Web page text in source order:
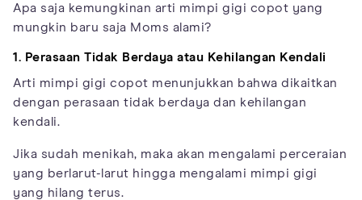
Apa saja kemungkinan arti mimpi gigi copot yang
mungkin baru saja Moms alami?
1. Perasaan Tidak Berdaya atau Kehilangan Kendali
Arti mimpi gigi copot menunjukkan bahwa dikaitkan
dengan perasaan tidak berdaya dan kehilangan
kendali.
Jika sudah menikah, maka akan mengalami perceraian
yang berlarut-larut hingga mengalami mimpi gigi
yang hilang terus.